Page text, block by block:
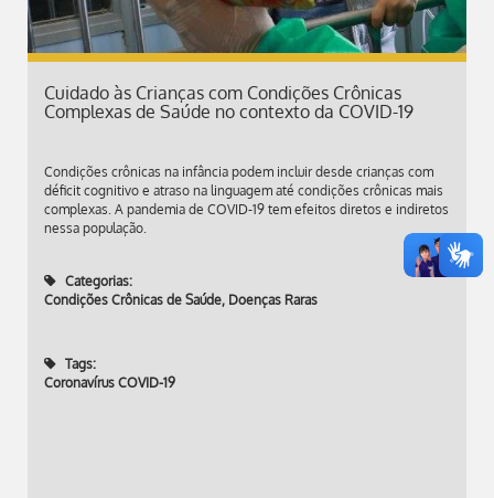
Cuidado às Crianças com Condições Crônicas
Complexas de Saúde no contexto da COVID-19
Condições crônicas na infância podem incluir desde crianças com
déficit cognitivo e atraso na linguagem até condições crônicas mais
complexas. A pandemia de COVID-19 tem efeitos diretos e indiretos
nessa população.
Categorias:
Condições Crônicas de Saúde, Doenças Raras
Tags:
Coronavírus COVID-19